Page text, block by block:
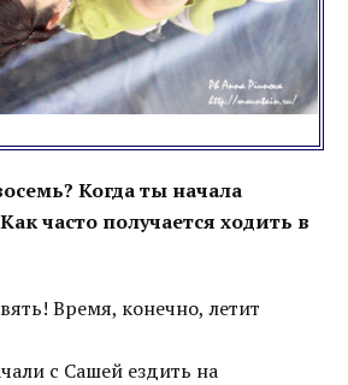
Когда ты начала
часто получается ходить в
Время, конечно, летит
с Сашей ездить на